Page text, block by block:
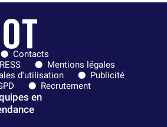
Contacts
Mentions légales
d'utilisation
Publicité
Recrutement
en